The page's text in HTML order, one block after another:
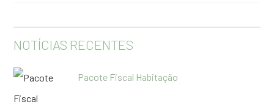
NOTÍCIAS RECENTES
Pacote Fiscal Habitação